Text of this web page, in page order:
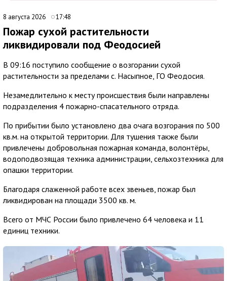
8 августа 2026 17:48
Пожар сухой растительности
ликвидировали под Феодосией
В 09:16 поступило сообщение о возгорании сухой
растительности за пределами с. Насыпное, ГО Феодосия.
Незамедлительно к месту происшествия были направлены
подразделения 4 пожарно-спасательного отряда.
По прибытии было установлено два очага возгорания по 500
кв.м. на открытой территории. Для тушения также были
привлечены добровольная пожарная команда, волонтёры,
водоподвозящая техника администрации, сельхозтехника для
опашки территории.
Благодаря слаженной работе всех звеньев, пожар был
ликвидирован на площади 3500 кв. м.
Всего от МЧС России было привлечено 64 человека и 11
единиц техники.